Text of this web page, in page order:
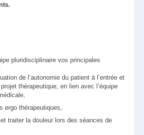
pluridisciplinaire vos principales
de l’autonomie du patient à l’entrée et
thérapeutique, en lien avec l’équipe
ergo thérapeutiques,
traiter la douleur lors des séances de